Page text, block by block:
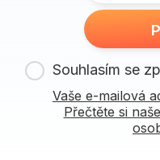
Souhlasím se
Vaše e-mailová
Přečtěte si